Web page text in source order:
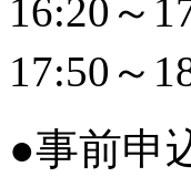
16:20～
17:50～
●事前申